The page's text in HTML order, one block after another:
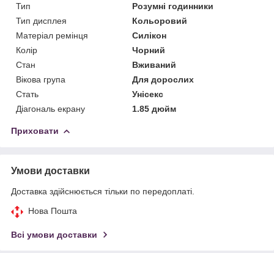
Тип
Розумні годинники
Тип дисплея
Кольоровий
Матеріал ремінця
Силікон
Колір
Чорний
Стан
Вживаний
Вікова група
Для дорослих
Стать
Унісекс
Діагональ екрану
1.85 дюйм
Приховати
Умови доставки
Доставка здійснюється тільки по передоплаті.
Нова Пошта
Всі умови доставки